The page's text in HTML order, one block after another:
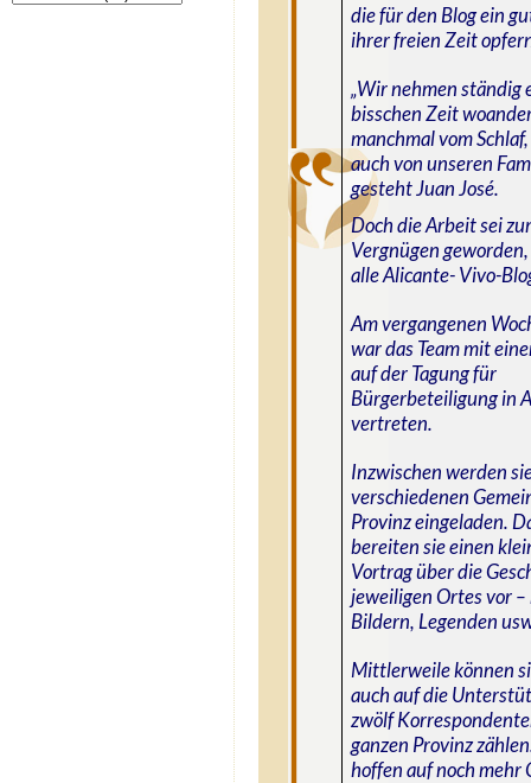
die für den Blog ein
ihrer freien Zeit
„Wir nehmen ständig
bisschen Zeit
manchmal vom
auch von unseren
gesteht Juan José.
Doch die Arbeit sei
Vergnügen
alle Alicante- Vivo-
Am vergangenen
war das Team mit
auf der Tagung für
Bürgerbeteiligung in
vertreten.
Inzwischen werden
verschiedenen
Provinz eingeladen.
bereiten sie einen
Vortrag über die
jeweiligen Ortes vor
Bildern, Legenden
Mittlerweile können
auch auf die
zwölf
ganzen Provinz
hoffen auf noch mehr